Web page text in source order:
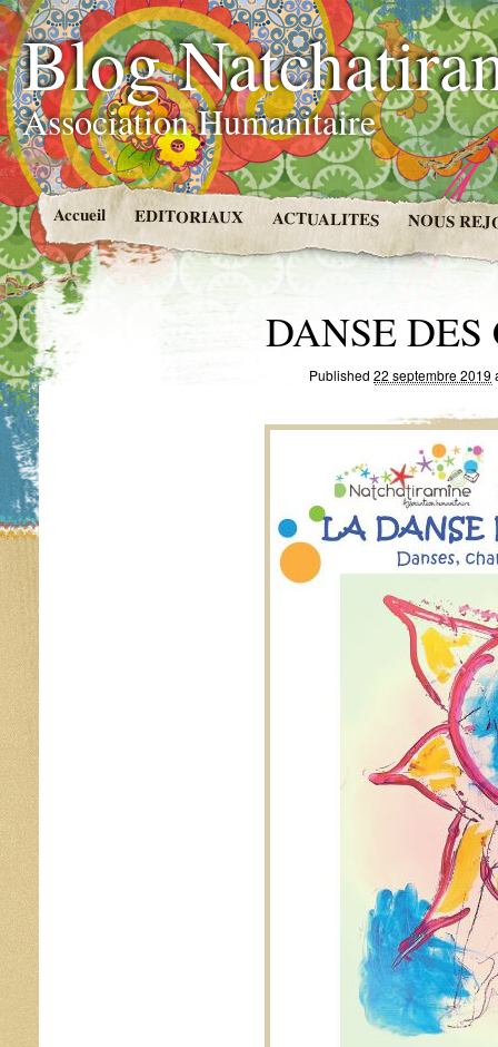
Blog
Association Humanitaire
Accueil EDITORIAUX ACTUALITES NOUS
DANSE
Published22 septembre 2019